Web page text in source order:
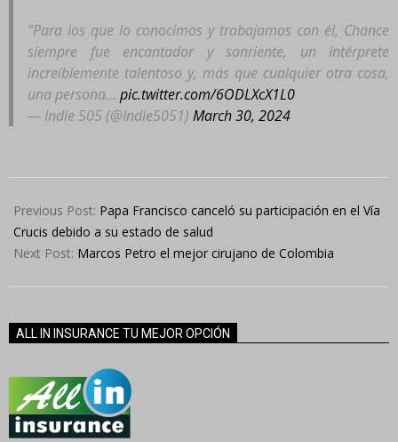
"Para los que lo conocimos y trabajamos con él, Chance
siempre fue encantador y sonriente, un intérprete
increíblemente talentoso y, más que cualquier otra cosa,
una persona… pic.twitter.com/6ODLXcX1L0
— Indie 505 (@Indie5051) March 30, 2024
03-
30
Previous Post: Papa Francisco canceló su participación en el Vía
Crucis debido a su estado de salud
Next Post: Marcos Petro el mejor cirujano de Colombia
ALL IN INSURANCE TU MEJOR OPCIÓN